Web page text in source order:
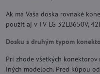
Ak má Vaša doska rovnaké
použiť aj v TV LG 32LB650V,
Dosku s druhým typom
Pri zhode všetkých
iných modeloch. Pred kúpou